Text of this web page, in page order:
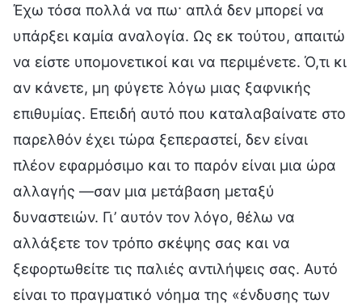
Έχω τόσα πολλά να πω· απλά δεν μπορεί να
υπάρξει καμία αναλογία. Ως εκ τούτου, απαιτώ
να είστε υπομονετικοί και να περιμένετε. Ό,τι κι
αν κάνετε, μη φύγετε λόγω μιας ξαφνικής
επιθυμίας. Επειδή αυτό που καταλαβαίνατε στο
παρελθόν έχει τώρα ξεπεραστεί, δεν είναι
πλέον εφαρμόσιμο και το παρόν είναι μια ώρα
αλλαγής —σαν μια μετάβαση μεταξύ
δυναστειών. Γι’ αυτόν τον λόγο, θέλω να
αλλάξετε τον τρόπο σκέψης σας και να
ξεφορτωθείτε τις παλιές αντιλήψεις σας. Αυτό
είναι το πραγματικό νόημα της «ένδυσης των